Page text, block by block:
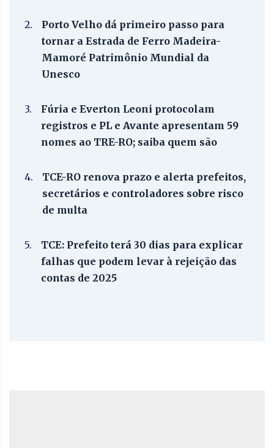
2.
Porto Velho dá primeiro passo para
tornar a Estrada de Ferro Madeira-
Mamoré Patrimônio Mundial da
Unesco
3.
Fúria e Everton Leoni protocolam
registros e PL e Avante apresentam 59
nomes ao TRE-RO; saiba quem são
4.
TCE-RO renova prazo e alerta prefeitos,
secretários e controladores sobre risco
de multa
5.
TCE: Prefeito terá 30 dias para explicar
falhas que podem levar à rejeição das
contas de 2025